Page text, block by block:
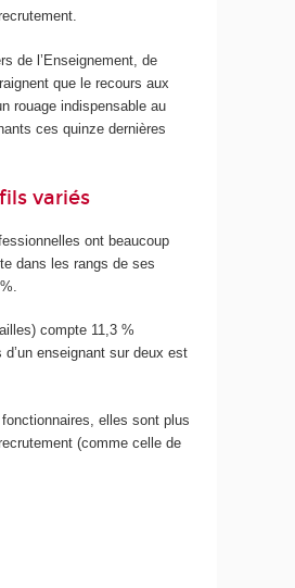
de l’Enseignement, de
que le recours aux
rouage indispensable au
ces quinze dernières
variés
ont beaucoup
dans les rangs de ses
compte 11,3 %
enseignant sur deux est
elles sont plus
(comme celle de